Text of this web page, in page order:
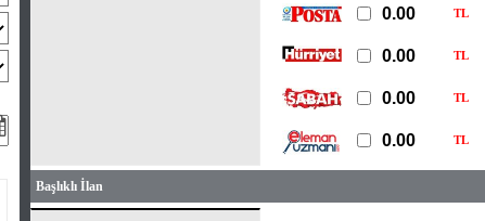
TL
TL
TL
TL
Başlıklı İlan